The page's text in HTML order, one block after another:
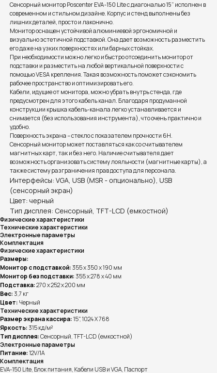
Сенсорный монитор Poscenter EVA-150 Lite с диагональю 15” исполнен в
современном и стильном дизайне. Корпус и стенд выполнены без
лишних деталей, просто и лаконично.
Монитор оснащен устойчивой алюминиевой эргономичной и
визуально эстетичной подставкой. Она дает возможность разместить
его даже на узких поверхностях или барных стойках.
При необходимости можно легко и быстро отсоединить монитор от
подставки и разместить на любой вертикальной поверхности с
помощью VESA крепления. Такая возможность поможет сэкономить
рабочее пространство и оптимизировать его.
Кабели, идущие от монитора, можно убрать внутрь стенда, где
предусмотрен для этого кабель канал. Благодаря продуманной
конструкции крышка кабель-канала легко устанавливается и
снимается (без использования инструмента), что очень практично и
удобно.
Поверхность экрана – стекло с показателем прочности 6H.
Сенсорный монитор может поставляться как со считывателем
магнитных карт, так и без него. Наличие считывателя дает
возможность организовать систему лояльности (магнитные карты), а
также систему разграничения прав доступа для персонала.
Интерфейсы: VGA, USB (MSR - опционально), USB
(сенсорный экран)
Цвет: черный
Тип дисплея: Сенсорный, TFT-LCD (емкостной)
Физические характеристики
Технические характеристики
Электронные параметры
Комплектация
Физические характеристики
Размеры:
Монитор с подставкой:355 х 350 х 190 мм
Монитор без подставки:355 х 278 х 40 мм
Подставка:270 х 252 х 200 мм
Вес:3,7 кг
Цвет: Черный
Технические характеристики
Размер экрана кассира:15", 1024 X 768
Яркость:315 кд/м²
Тип дисплея:Сенсорный, TFT-LCD (емкостной)
Электронные параметры
Питание:12V/1A
Комплектация
EVA-150 Lite, Блок питания, Кабели USB и VGA, Паспорт